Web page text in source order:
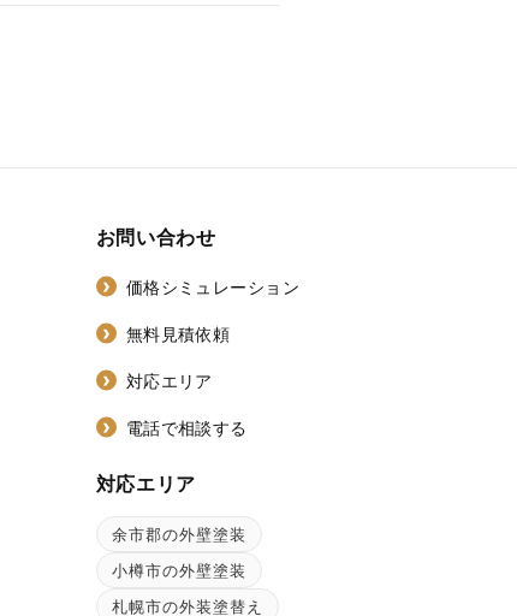
お問い合わせ
価格シミュレーション
無料見積依頼
対応エリア
電話で相談する
対応エリア
余市郡の外壁塗装
小樽市の外壁塗装
札幌市の外装塗替え